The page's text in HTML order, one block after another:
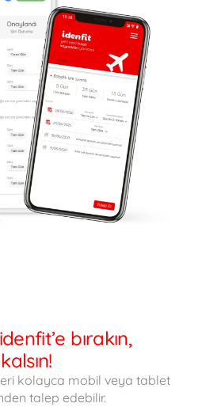
bırakın,
kolayca mobil veya tablet
talep edebilir.